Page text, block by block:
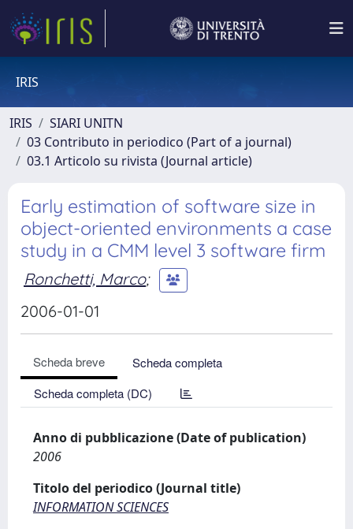
IRIS
IRIS
SIARI UNITN
03 Contributo in periodico (Part of a journal)
03.1 Articolo su rivista (Journal article)
Early estimation of software size in
object-oriented environments a case
study in a CMM level 3 software firm
Ronchetti, Marco;
2006-01-01
Scheda breve
Scheda completa
Scheda completa (DC)
Anno di pubblicazione (Date of publication)
2006
Titolo del periodico (Journal title)
INFORMATION SCIENCES